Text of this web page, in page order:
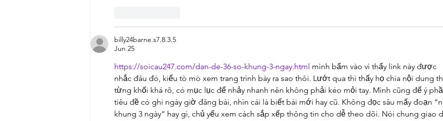
billy24barne.s7.8.3.5
Jun 25
https://soicau247.com/dan-de-36-so-khung-3-ngay.html mình bấm vào vì thấy link này được
nhắc đâu đó, kiểu tò mò xem trang trình bày ra sao thôi. Lướt qua thì thấy họ chia nội dung
từng khối khá rõ, có mục lục để nhảy nhanh nên không phải kéo mỏi tay. Mình cũng để ý
tiêu đề có ghi ngày giờ đăng bài, nhìn cái là biết bài mới hay cũ. Không đọc sâu mấy đoạn
khung 3 ngày” hay gì, chủ yếu xem cách sắp xếp thông tin cho dễ theo dõi. Nói chung giao